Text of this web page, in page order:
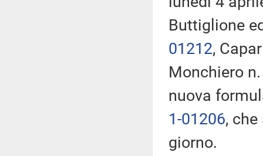
Buttiglione
01212,
Monchiero
nuova
1-01206,
giorno.